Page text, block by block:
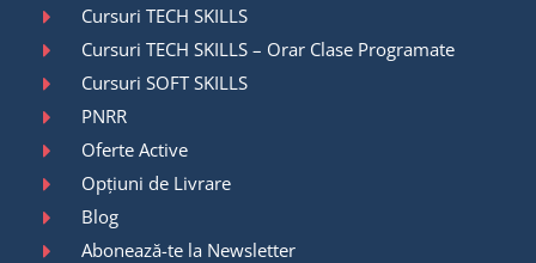
Cursuri TECH SKILLS
Cursuri TECH SKILLS – Orar Clase Programate
Cursuri SOFT SKILLS
PNRR
Oferte Active
Opțiuni de Livrare
Blog
Abonează-te la Newsletter